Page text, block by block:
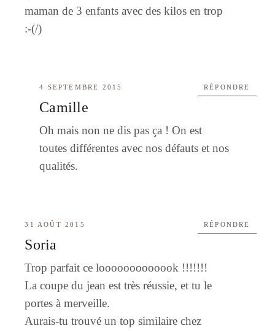
maman de 3 enfants avec des kilos en trop
:-(/)
4 SEPTEMBRE 2015
Camille
Oh mais non ne dis pas ça ! On est
toutes différentes avec nos défauts et nos
qualités.
RÉPONDRE
31 AOÛT 2015
Soria
Trop parfait ce looooooooooook !!!!!!!
La coupe du jean est très réussie, et tu le
portes à merveille.
Aurais-tu trouvé un top similaire chez
RÉPONDRE